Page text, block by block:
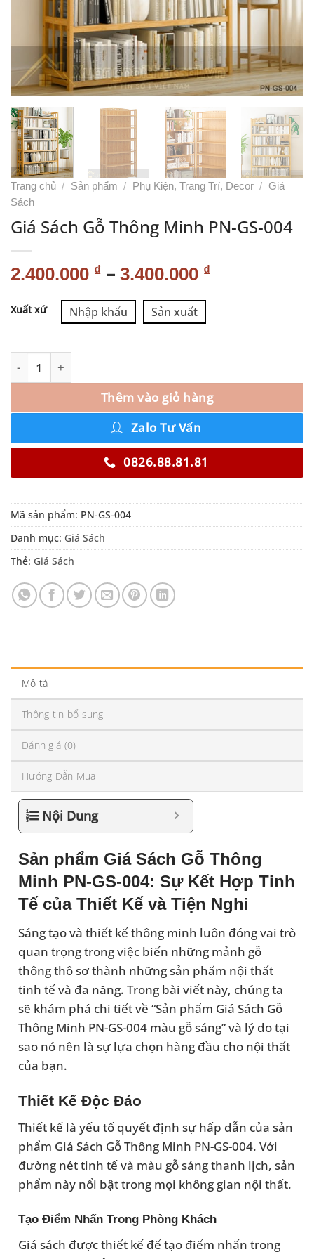
Trang chủ / Sản phẩm / Phụ Kiện, Trang Trí, Decor / Giá
Sách
Giá Sách Gỗ Thông Minh PN-GS-004
2.400.000 ₫ – 3.400.000 ₫
Xuất xứ Nhập khẩu Sản xuất
Thêm vào giỏ hàng
Alternative:
Zalo Tư Vấn
0826.88.81.81
Mã sản phẩm: PN-GS-004
Danh mục: Giá Sách
Thẻ: Giá Sách
Mô tả
Thông tin bổ sung
Đánh giá (0)
Hướng Dẫn Mua
Nội Dung
Sản phẩm Giá Sách Gỗ Thông
Minh PN-GS-004: Sự Kết Hợp Tinh
Tế của Thiết Kế và Tiện Nghi
Sáng tạo và thiết kế thông minh luôn đóng vai trò
quan trọng trong việc biến những mảnh gỗ
thông thô sơ thành những sản phẩm nội thất
tinh tế và đa năng. Trong bài viết này, chúng ta
sẽ khám phá chi tiết về “Sản phẩm Giá Sách Gỗ
Thông Minh PN-GS-004 màu gỗ sáng” và lý do tại
sao nó nên là sự lựa chọn hàng đầu cho nội thất
của bạn.
Thiết Kế Độc Đáo
Thiết kế là yếu tố quyết định sự hấp dẫn của sản
phẩm Giá Sách Gỗ Thông Minh PN-GS-004. Với
đường nét tinh tế và màu gỗ sáng thanh lịch, sản
phẩm này nổi bật trong mọi không gian nội thất.
Tạo Điểm Nhấn Trong Phòng Khách
Giá sách được thiết kế để tạo điểm nhấn trong